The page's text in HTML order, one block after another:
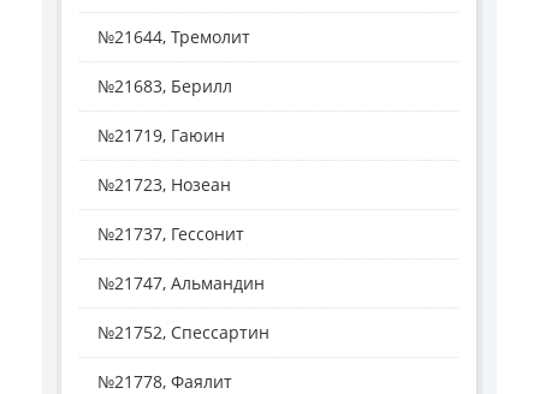
№21644, Тремолит
№21683, Берилл
№21719, Гаюин
№21723, Нозеан
№21737, Гессонит
№21747, Альмандин
№21752, Спессартин
№21778, Фаялит